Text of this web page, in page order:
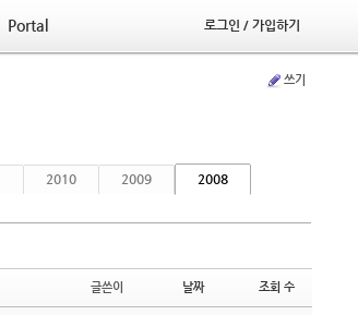
Portal 로그인 / 가입하기
쓰기
2010 2009 2008
글쓴이 날짜 조회 수